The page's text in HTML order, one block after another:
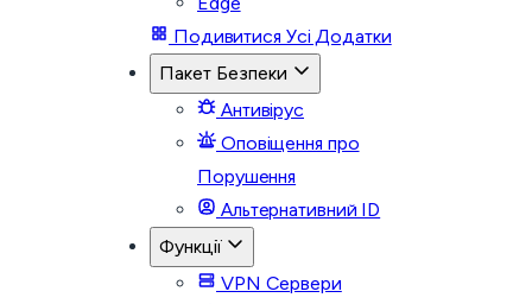
Подивитися Усі Додатки
Пакет Безпеки
Антивірус
Оповіщення про
Порушення
Альтернативний ID
Функції
VPN Сервери